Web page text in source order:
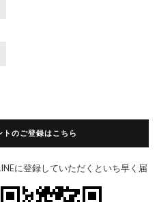
のご登録はこちら
に登録していただくといち早く届